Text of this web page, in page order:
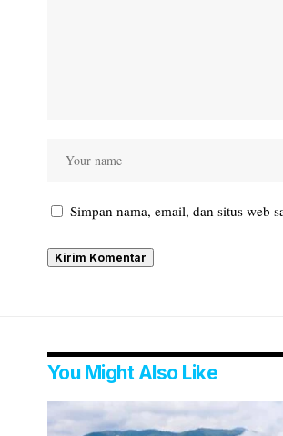
Simpan nama, email, dan situs web
You Might Also Like